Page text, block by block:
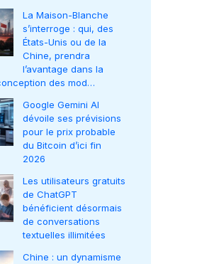
La Maison-Blanche
s’interroge : qui, des
États-Unis ou de la
Chine, prendra
l’avantage dans la
des mod…
Google Gemini AI
dévoile ses prévisions
pour le prix probable
du Bitcoin d’ici fin
2026
Les utilisateurs gratuits
de ChatGPT
bénéficient désormais
de conversations
textuelles illimitées
Chine : un dynamisme